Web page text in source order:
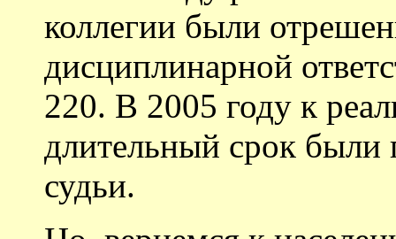
коллегии были
дисциплинарной
220. В 2005 году к
длительный срок были
судьи.